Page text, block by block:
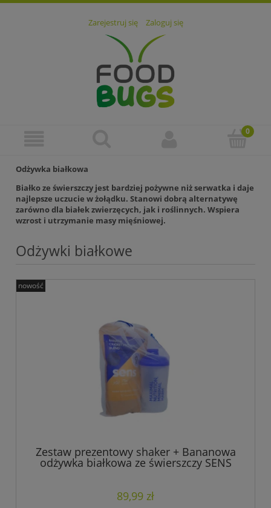
Zarejestruj się Zaloguj się
Odżywka białkowa
Białko ze świerszczy jest bardziej pożywne niż serwatka i daje
najlepsze uczucie w żołądku. Stanowi dobrą alternatywę
zarówno dla białek zwierzęcych, jak i roślinnych. Wspiera
wzrost i utrzymanie masy mięśniowej.
Odżywki białkowe
Zestaw prezentowy shaker + Bananowa
odżywka białkowa ze świerszczy SENS
89,99 zł
nowość